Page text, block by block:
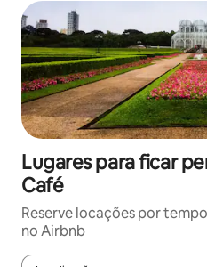
Lugares para ficar
Café
Reserve locações por
no Airbnb